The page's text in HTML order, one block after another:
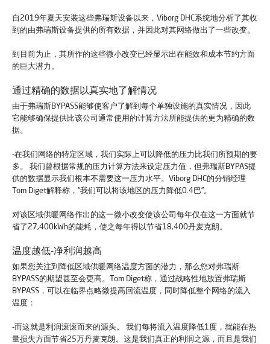
自2019年夏天安装这些弗瑞斯设备以来，Viborg DHC系统地分析了其收
到的由弗瑞斯设备提供的所有数据，并因此对其网络做出了一些改变。
到目前为止，其所作的这些微小改变已经显示出在能效和成本节约方面
的巨大潜力。
通过精确的数据以真实地了解情况
由于弗瑞斯BYPASS能够使客户了解到每个单独设施的真实情况，因此
它能够确保提供比该公司通常使用的计算方法所能提供的更为精确的数
据。
-在我们网络的特定区域，我们实际上可以降低的压力比我们所预期的要
多。 我们曾根据常规的压力计算方法来设定压力值，但弗瑞斯BYPAS提
供的数据显示我们根本不需要这一压力水平。Viborg DHC的分销经理
Tom Diget解释称，“我们可以将该地区的压力降低0.4巴”。
对该区域供暖网络作出的这一微小改变使该公司每年仅在这一方面就节
省了27,400kWh的能耗，使之每年得以节省18,400丹麦克朗。
温度越低-净利润越高
如果您关注到降低区域供暖网络温度方面的潜力，那么您对弗瑞斯
BYPASS的期望甚至会更高。Tom Diget称，通过战略性地放置弗瑞斯
BYPASS，可以在临界点略微提高回流温度，同时降低整个网络的流入
温度：
-而这就是利润滚滚而来的源头。 我们每将流入温度降低1度，就能在热
量损失方面节省25万丹麦克朗。这是我们真正的利润之源，而且是我们